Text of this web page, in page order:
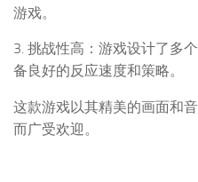
游戏。
3. 挑战性高：游戏设计了多
备良好的反应速度和策略。
这款游戏以其精美的画面和
而广受欢迎。